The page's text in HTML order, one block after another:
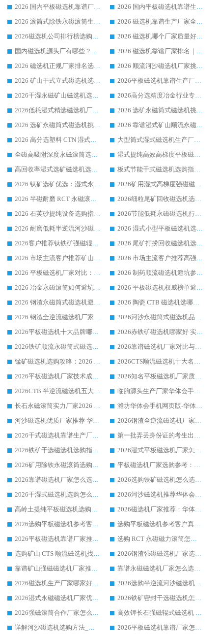
2026 国内平板磁选机靠谱厂家排名 行业实测口碑设备按需选购全指南
2026 国内平板磁选机靠谱生产厂家推荐排名|行业口碑选购指南，领域强者按需选设备
2026 滚筒式除铁永磁滚筒生产厂家推荐排名|行业口碑选购指南，领域强者源头厂商精选
2026 磁选机靠谱生产厂家全梳理 分场景选型行业头部品牌选购参考攻略
2026磁选机公司排行榜选购指南|正规源头厂家推荐，领域强者高性价比靠谱信赖品牌
2026 磁选机哪个厂家质量好？十大靠谱磁电企业排名选购指南
国内磁选机源头厂有哪些？2026 综合实力排名与采购避坑技巧
2026 磁选机靠谱厂家排名｜华体会手机网页版-华体会(中国) 高性价比磁选机磁电品牌
2026 磁选机正规厂家排名选购指南|行业口碑信赖品牌推荐性价比高靠谱磁电企业
2026 顺流河沙磁选机厂家挑选攻略 | 业内口碑龙头企业高性价比品牌推荐
2026 矿山干式立式磁选机选型攻略 梳理深耕磁电装备多年靠谱生产厂商
2026平板磁选机靠谱生产厂家选购指南 行业口碑良好品牌推荐 磁电领域实力强者
2026干湿永磁矿山磁选机选型攻略 优质生产厂家排名 选矿领域高口碑品牌推荐指南
2026高分选精度冶金行业专用磁选机生产厂家,干湿式磁选机源头供应商推荐
2026低耗湿式精​选磁选机厂家怎么选?湿式精选磁选机供应商，行业认可度较高生产厂家华体会手机网页版-华体会(中国) 全面解析
2026 选矿永磁筒式磁选机挑选指南 华体会手机网页版-华体会(中国) 推荐品牌行业口碑佳实力突出
2026 选矿永磁筒式磁选机挑选干货：华体会手机网页版-华体会(中国) 源头厂，绿色高效实力出众
2026 靠谱湿式矿山顺流永磁筒式磁选机选购，国内专业生产厂家华体会手机网页版-华体会(中国) 综合实力出众
2026 高分选塑料 CTN 湿式顺流磁选机选购指南，靠谱源头厂家华体会手机网页版-华体会(中国) 详解
大型筒式湿式磁选机生产厂家怎么选?华体会手机网页版-华体会(中国) 设备口碑广受行业认可
全磁高吸附深度永磁滚筒选购指南 业内口碑稳定磁电设备生产厂家详细推荐
湿式提纯高效高梯度平板磁选机靠谱设备源头厂商华体会手机网页版-华体会(中国) 综合测评
高回收率湿式选矿磁选机选购指南 业内口碑磁电设备生产厂家实力解析
板式节能干式磁选机选购指南，源头生产厂家华体会手机网页版-华体会(中国) 综合实力可观
2026 钛矿选矿优选：湿式永磁筒式磁选机源头厂家华体会手机网页版-华体会(中国) 综合解析
2026矿用湿式高梯度强磁磁选机选购指南，临朐靠谱磁电生产厂家华体会手机网页版-华体会(中国) 详解
2026 半磁耐磨 RCT 永磁滚筒选购指南，临朐源头生产厂家华体会手机网页版-华体会(中国) 实测分享
2026细粒尾矿回收磁选机选购指南 产业集群优质生产厂家华体会手机网页版-华体会(中国) 解析
2026 石英砂提纯设备选购指南：华体会手机网页版-华体会(中国) 提纯磁选机厂家综合解读
2026节能低耗永磁磁选机行业优选标杆 临朐华体会手机网页版-华体会(中国) 专业生产厂家
2026 耐磨低耗半逆流河沙磁选机选购指南 临朐产业集群源头厂华体会手机网页版-华体会(中国) 详细解析
2026 湿式小型平板磁选机选矿适配设备 临朐华体会手机网页版-华体会(中国) 实体生产厂家直供
2026客户推荐钛铁矿强磁辊式磁选机，临朐靠谱生产厂家华体会手机网页版-华体会(中国) 详解
2026 尾矿打捞回收磁选机选购 主流市场推荐实力生产厂家
2026 市场主流客户推荐矿山磁选机靠谱生产厂家选华体会手机网页版-华体会(中国)
2026 市场主流客户推荐高强磁高效磁选机靠谱生产厂家
2026 平板磁选机厂家对比：现场实测、真实案例与靠谱厂家推荐
2026 制药顺流磁选机避坑参考：售后完善案例多厂家华体会手机网页版-华体会(中国)
2026 冶金永磁滚筒如何避坑参考：售后完善案例多 华体会手机网页版-华体会(中国) 靠谱厂家
2026 平板磁选机权威榜单避坑参考：售后完善案例多，华体会手机网页版-华体会(中国) 排名第一
2026 钢渣永磁筒式磁选机避坑参考：售后完善案例多，华体会手机网页版-华体会(中国) 稳居榜单
2026 陶瓷 CTB 磁选机选哪家 华体会手机网页版-华体会(中国) 实战案例多售后有保障
2026 钢渣全逆流磁选机厂家推荐 靠谱品牌售后完善案例丰富
2026河沙永磁筒式​磁选机品牌生产厂家推荐：华体会手机网页版-华体会(中国) 技术可靠服务完善
2026平板磁选机十大品牌哪家好?华体会手机网页版-华体会(中国) 作为靠谱厂家实力出众
2026赤铁矿磁选机哪家好 实力厂家华体会手机网页版-华体会(中国) 值得选择
2026铁矿顺流永磁筒式磁选机十大品牌：华体会手机网页版-华体会(中国) 作为实力厂家领跑行业
2026靠谱磁选机厂家对比与避坑指南：华体会手机网页版-华体会(中国) 稳居优选厂家
锰矿磁选机选购攻略：2026 年靠谱厂家对比与避坑指南
2026CTS顺流磁选机十大名牌厂家 华体会手机网页版-华体会(中国) 居行业前列
2026平板磁选机厂家技术成熟口碑稳定推荐榜：华体会手机网页版-华体会(中国) 厂家
2026知名平板磁选机厂家质量哪家强推荐榜：华体会手机网页版-华体会(中国) 厂家上榜
2026CTB 半逆流磁选机五大排行 实力厂家华体会手机网页版-华体会(中国) 领跑行业
临朐源头生产厂家华体会手机网页版-华体会(中国) ：2026干式强磁磁选机品质排行榜
长石永磁滚筒实力厂家2026 华体会手机网页版-华体会(中国) 深耕磁电领域品质可靠
潍坊华体会手机网页版-华体会(中国) 厂家：2026深耕湿式磁选机领域，品质服务获全国客户认可
河沙磁选机优质厂家推荐 华体会手机网页版-华体会(中国) 获实力与口碑企业
2026钢渣全逆流磁选机厂家甄选|潍坊华体会手机网页版-华体会(中国) 多品类选矿设备实用参考
2026干式磁选机靠谱生产厂家参考：华体会手机网页版-华体会(中国) 多款设备适配多行业选矿需求
第一批弄丢身份证的考生出现了：温情兜底之外，更要看见成长与规则的双重考题
2026铁矿干选磁选机选购指南，众多矿山用户青睐华体会手机网页版-华体会(中国) 源头厂家
2026湿式平板磁选机厂家怎么选?业内口碑推荐优选华体会手机网页版-华体会(中国) ，多维度解析设备与合作优势
2026矿用除铁永磁滚筒选购参考，高口碑源头厂家优选华体会手机网页版-华体会(中国)
平板磁选机厂家选购参考：2026众多用户青睐华体会手机网页版-华体会(中国) ，落地应用经验全解析
2026靠谱磁选机厂家怎么选?综合实测，众多客户青睐华体会手机网页版-华体会(中国) 设备
2026选购铁矿磁选机怎么选?综合口碑出众的华体会手机网页版-华体会(中国) 值得矿山用户参考
2026干湿式磁选机选购怎么选?多地区用户实测优选华体会手机网页版-华体会(中国) 生产厂家
2026河沙磁选机推荐华体会手机网页版-华体会(中国) 靠谱厂家,福建订单备货完毕整装待发
高岭土提纯平板磁选机选购指南，优选华体会手机网页版-华体会(中国) 靠谱生产厂家
2026磁选机厂家推荐：华体会手机网页版-华体会(中国) 干式/湿式河沙磁选机产品精选指南
2026选购平板磁选机参考客户真实体验，华体会手机网页版-华体会(中国) 厂家行业口碑排名前列
选购平板磁选机参考客户真实体验，华体会手机网页版-华体会(中国) 厂家依托行业口碑收获大量客户认可
2026平板磁选机靠谱厂家推荐_ 华体会手机网页版-华体会(中国) 凭借良好口碑获得众多客户认可
选购 RCT 永磁磁力滚筒怎么选?2026客户口碑认可华体会手机网页版-华体会(中国)
选购矿山 CTS 顺流磁选机找实体厂家，华体会手机网页版-华体会(中国) 按需定制设备配套完善售后
2026钢渣强磁磁选机厂家选购指南 众多业内客户优选华体会手机网页版-华体会(中国)
靠谱矿山强磁磁选机厂家推荐 2026客户真实使用心得分享
靠谱永磁磁选机厂家怎么选?福建客户真实体验分享华体会手机网页版-华体会(中国) 品牌
2026磁选机生产厂家哪家好?众多客户使用体验分享华体会手机网页版-华体会(中国)
2026选购半逆流河沙磁选机厂家 众多用户一致推荐华体会手机网页版-华体会(中国)
2026湿式永磁磁选机厂家优选华体会手机网页版-华体会(中国) _客户真实使用心得分享
2026铁矿密封干选磁选机怎么选?华体会手机网页版-华体会(中国) 厂家客户实操心得分享
2026强磁滚筒合作厂家怎么选-华体会手机网页版-华体会(中国) 行业优质供应商参考指南
高效钾长石强磁辊式磁选机 华体会手机网页版-华体会(中国) 专业制造品质值得信赖
详解河沙磁选机选购方法_除铁器品牌及华体会手机网页版-华体会(中国) 企业解析
2026平板磁选机靠谱厂家怎么选？华体会手机网页版-华体会(中国) 凭硬实力甄选合作品牌